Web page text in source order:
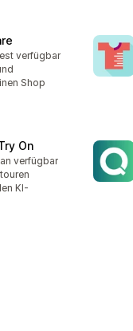
verfügbar
Shop
On
verfügbar
KI-